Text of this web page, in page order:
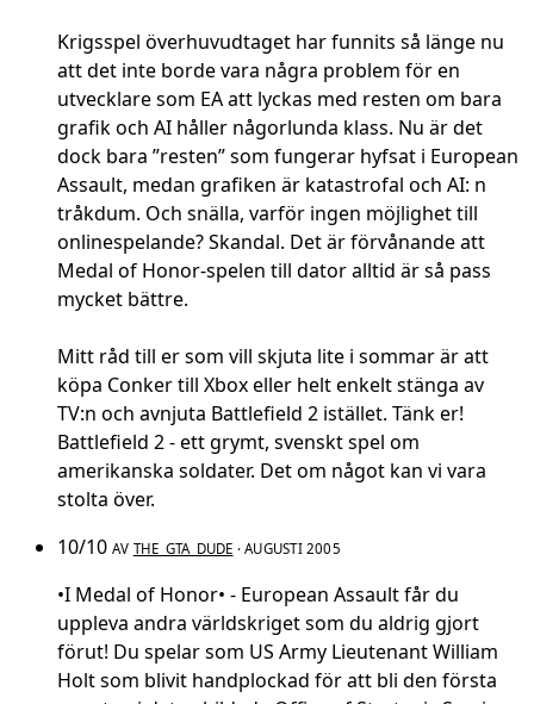
Krigsspel överhuvudtaget har funnits så länge nu
att det inte borde vara några problem för en
utvecklare som EA att lyckas med resten om bara
grafik och AI håller någorlunda klass. Nu är det
dock bara ”resten” som fungerar hyfsat i European
Assault, medan grafiken är katastrofal och AI: n
tråkdum. Och snälla, varför ingen möjlighet till
onlinespelande? Skandal. Det är förvånande att
Medal of Honor-spelen till dator alltid är så pass
mycket bättre.
Mitt råd till er som vill skjuta lite i sommar är att
köpa Conker till Xbox eller helt enkelt stänga av
TV:n och avnjuta Battlefield 2 istället. Tänk er!
Battlefield 2 - ett grymt, svenskt spel om
amerikanska soldater. Det om något kan vi vara
stolta över.
10/10 AV THE_GTA_DUDE · AUGUSTI 2005
•I Medal of Honor• - European Assault får du
uppleva andra världskriget som du aldrig gjort
förut! Du spelar som US Army Lieutenant William
Holt som blivit handplockad för att bli den första